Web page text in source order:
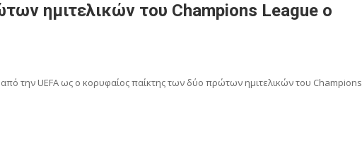
ημιτελικών του Champions League ο
την UEFA ως ο κορυφαίος παίκτης των δύο πρώτων ημιτελικών του Champions